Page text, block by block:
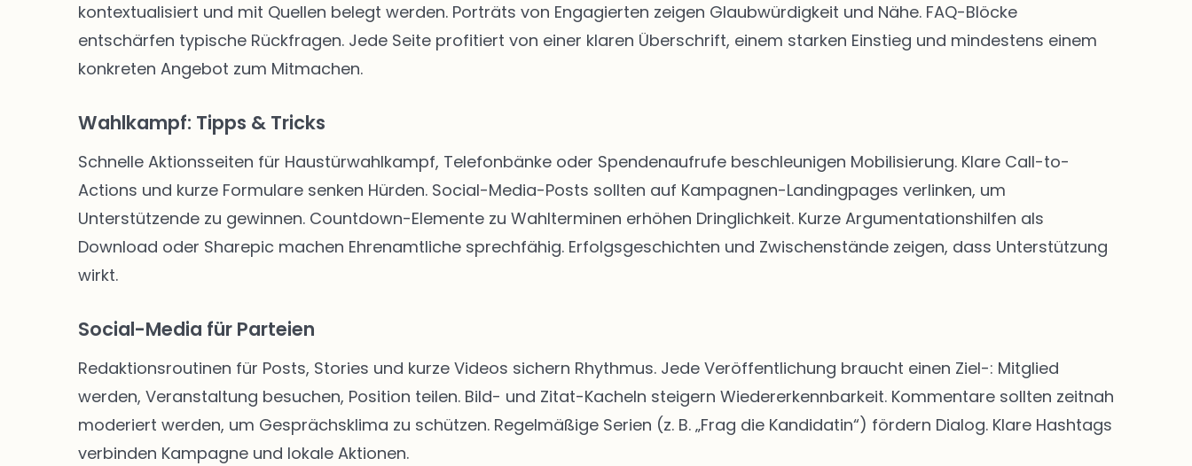
kontextualisiert und mit Quellen belegt werden. Porträts von Engagierten zeigen Glaubwürdigkeit und Nähe. FAQ-Blöcke
entschärfen typische Rückfragen. Jede Seite profitiert von einer klaren Überschrift, einem starken Einstieg und mindestens einem
konkreten Angebot zum Mitmachen.
Wahlkampf: Tipps & Tricks
Schnelle Aktionsseiten für Haustürwahlkampf, Telefonbänke oder Spendenaufrufe beschleunigen Mobilisierung. Klare Call-to-
Actions und kurze Formulare senken Hürden. Social-Media-Posts sollten auf Kampagnen-Landingpages verlinken, um
Unterstützende zu gewinnen. Countdown-Elemente zu Wahlterminen erhöhen Dringlichkeit. Kurze Argumentationshilfen als
Download oder Sharepic machen Ehrenamtliche sprechfähig. Erfolgsgeschichten und Zwischenstände zeigen, dass Unterstützung
wirkt.
Social-Media für Parteien
Redaktionsroutinen für Posts, Stories und kurze Videos sichern Rhythmus. Jede Veröffentlichung braucht einen Ziel-: Mitglied
werden, Veranstaltung besuchen, Position teilen. Bild- und Zitat-Kacheln steigern Wiedererkennbarkeit. Kommentare sollten zeitnah
moderiert werden, um Gesprächsklima zu schützen. Regelmäßige Serien (z. B. „Frag die Kandidatin“) fördern Dialog. Klare Hashtags
verbinden Kampagne und lokale Aktionen.